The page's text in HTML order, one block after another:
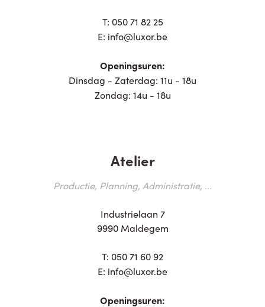
T: 050 71 82 25
E: info@luxor.be
Openingsuren:
Dinsdag - Zaterdag: 11u - 18u
Zondag: 14u - 18u
Atelier
Productie, Planning, Administratie, ...
Industrielaan 7
9990 Maldegem
T: 050 71 60 92
E: info@luxor.be
Openingsuren: